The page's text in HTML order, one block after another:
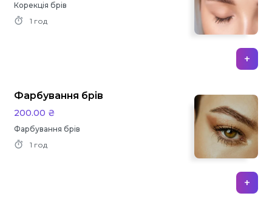
Корекція брів
1 год
+
Фарбування брів
200.00 ₴
Фарбування брів
1 год
+